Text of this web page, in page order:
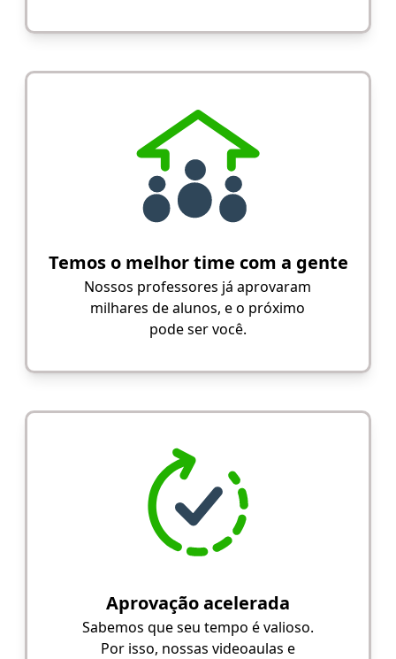
Temos o melhor time com a gente
Nossos professores já aprovaram
milhares de alunos, e o próximo
pode ser você.
Aprovação acelerada
Sabemos que seu tempo é valioso.
Por isso, nossas videoaulas e